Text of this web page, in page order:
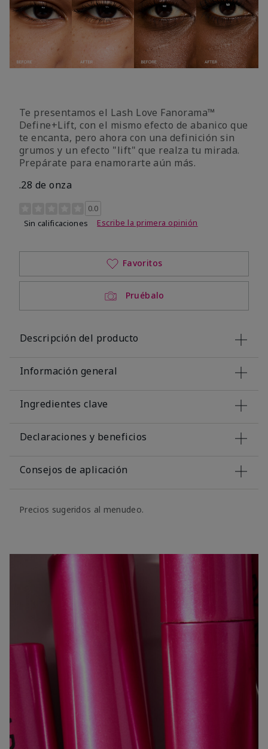
Te presentamos el Lash Love Fanorama™
Define+Lift, con el mismo efecto de abanico que
te encanta, pero ahora con una definición sin
grumos y un efecto "lift" que realza tu mirada.
Prepárate para enamorarte aún más.
.28 de onza
Calificación de clientes de 3,4 de 5
0.0
Sin calificaciones
Escribe la primera opinión
Pruébalo
Favoritos
Descripción del producto
Información general
Ingredientes clave
Declaraciones y beneficios
Consejos de aplicación
Precios sugeridos al menudeo.